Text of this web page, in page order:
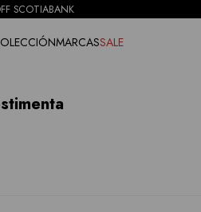
SCOTIABANK
MARCASSALE